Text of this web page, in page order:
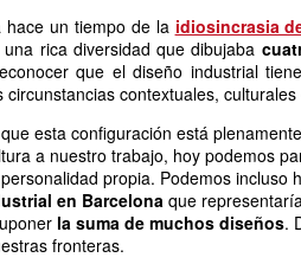
hace un tiempo de la idiosincrasia
rica diversidad que dibujaba
que el diseño industrial
circunstancias contextuales,
esta configuración está
a nuestro trabajo, hoy podemos
propia. Podemos incluso
en Barcelonaque
la suma de muchos diseños.
fronteras.